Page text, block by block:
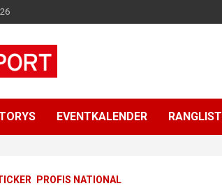
EVENTKALENDER
PROFIS NATIONAL